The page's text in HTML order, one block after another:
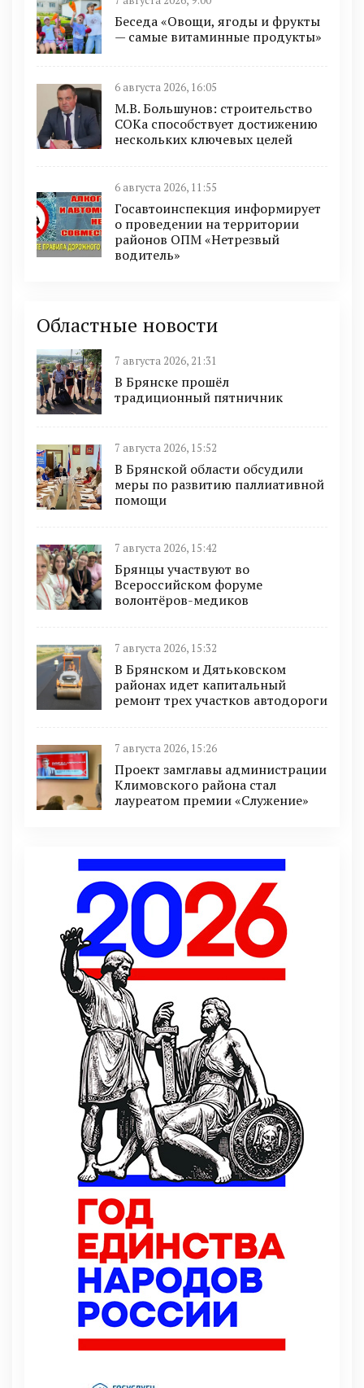
Беседа «Овощи, ягоды и фрукты
— самые витаминные продукты»
6 августа 2026, 16:05
М.В. Большунов: строительство
СОКа способствует достижению
нескольких ключевых целей
6 августа 2026, 11:55
Госавтоинспекция информирует
о проведении на территории
районов ОПМ «Нетрезвый
водитель»
Областные новости
7 августа 2026, 21:31
В Брянске прошёл
традиционный пятничник
7 августа 2026, 15:52
В Брянской области обсудили
меры по развитию паллиативной
помощи
7 августа 2026, 15:42
Брянцы участвуют во
Всероссийском форуме
волонтёров-медиков
7 августа 2026, 15:32
В Брянском и Дятьковском
районах идет капитальный
ремонт трех участков автодороги
7 августа 2026, 15:26
Проект замглавы администрации
Климовского района стал
лауреатом премии «Служение»